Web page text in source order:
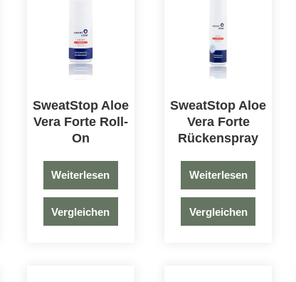
SweatStop Aloe
Vera Forte Roll-
On
Weiterlesen
Vergleichen
SweatStop Aloe
Vera Forte
Rückenspray
Weiterlesen
Vergleichen